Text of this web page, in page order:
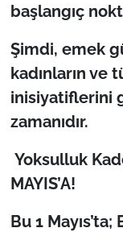
başlangıç
Şimdi, emek
kadınların ve
inisiyatiflerini
zamanıdır.
Yoksulluk
MAYIS’A!
Bu 1
Bilim
English
Canlı Maç
Genel-A
Gündem-